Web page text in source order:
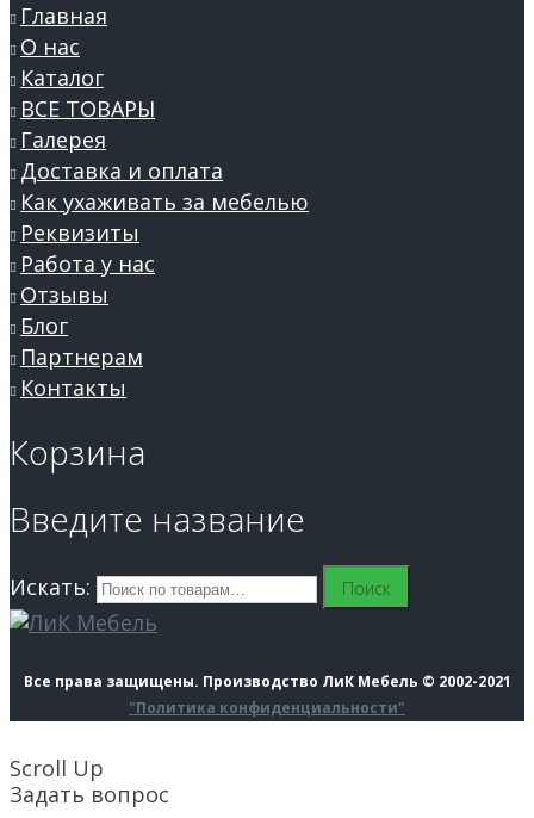
Главная
О нас
Каталог
ВСЕ ТОВАРЫ
Галерея
Доставка и оплата
Как ухаживать за мебелью
Реквизиты
Работа у нас
Отзывы
Блог
Партнерам
Контакты
Корзина
Введите название
Искать: Поиск
Все права защищены. Производство ЛиК Мебель © 2002-2021
"Политика конфиденциальности"
Scroll Up
Задать вопрос